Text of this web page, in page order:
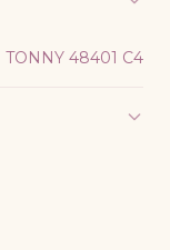
TONNY 48401 C4